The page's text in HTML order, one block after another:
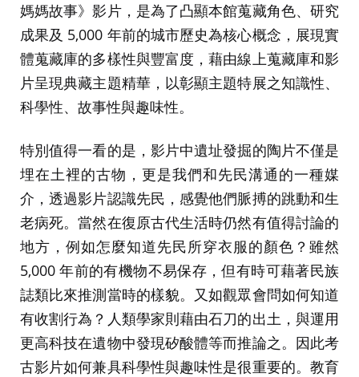
媽媽故事》影片，是為了凸顯本館蒐藏角色、研究
成果及 5,000 年前的城市歷史為核心概念，展現實
體蒐藏庫的多樣性與豐富度，藉由線上蒐藏庫和影
片呈現典藏主題精華，以彰顯主題特展之知識性、
科學性、故事性與趣味性。
特別值得一看的是，影片中遺址發掘的陶片不僅是
埋在土裡的古物，更是我們和先民溝通的一種媒
介，透過影片認識先民，感覺他們脈搏的跳動和生
老病死。當然在復原古代生活時仍然有值得討論的
地方，例如怎麼知道先民所穿衣服的顏色？雖然
5,000 年前的有機物不易保存，但有時可藉著民族
誌類比來推測當時的樣貌。又如觀眾會問如何知道
有收割行為？人類學家則藉由石刀的出土，與運用
更高科技在遺物中發現矽酸體等而推論之。因此考
古影片如何兼具科學性與趣味性是很重要的。教育